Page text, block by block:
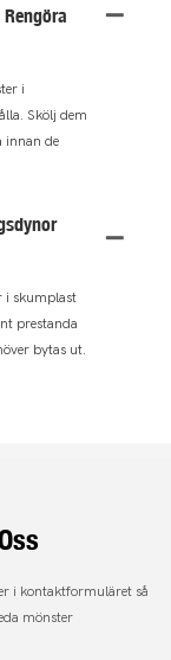
i
Skölj dem
innan de
i skumplast
prestanda
bytas ut.
i kontaktformuläret så
mönster